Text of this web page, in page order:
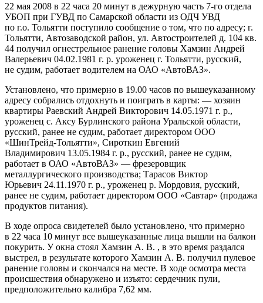
22 мая 2008 в 22 часа 20 минут в дежурную часть 7-го отдела
УБОП при ГУВД по Самарской области из ОДЧ УВД
по г.о. Тольятти поступило сообщение о том, что по адресу; г.
Тольятти, Автозаводской район, ул. Автостроителей д. 104 кв.
44 получил огнестрельное ранение головы Хамзин Андрей
Валерьевич 04.02.1981 г. р. уроженец г. Тольятти, русский,
не судим, работает водителем на ОАО «АвтоВАЗ».
Установлено, что примерно в 19.00 часов по вышеуказанному
адресу собрались отдохнуть и поиграть в карты: — хозяин
квартиры Раевский Андрей Викторович 14.05.1971 г. р.,
уроженец с. Аксу Бурлинского района Уральской области,
русский, ранее не судим, работает директором ООО
«ШинТрейд-Тольятти», Сироткин Евгений
Владимирович 13.05.1984 г. р., русский, ранее не судим,
работает в ОАО «АвтоВАЗ» — фрезеровщик
металлургического производства; Тарасов Виктор
Юрьевич 24.11.1970 г. р., уроженец р. Мордовия, русский,
ранее не судим, работает директором ООО «Савтар» (продажа
продуктов питания).
В ходе опроса свидетелей было установлено, что примерно
в 22 часа 10 минут все вышеуказанные лица вышли на балкон
покурить. У окна стоял Хамзин А. В. , в это время раздался
выстрел, в результате которого Хамзин А. В. получил пулевое
ранение головы и скончался на месте. В ходе осмотра места
происшествия обнаружено и изъято: сердечник пули,
предположительно калибра 7,62 мм.